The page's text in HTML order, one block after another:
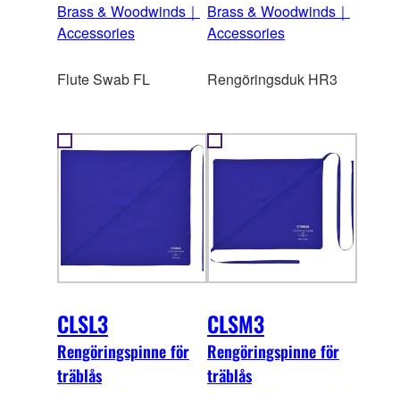
Brass & Woodwinds｜
Accessories
Flute Swab FL
Brass & Woodwinds｜
Accessories
Rengöringsduk HR3
CLSL3
Rengöringspinne för
träblås
CLSM3
Rengöringspinne för
träblås